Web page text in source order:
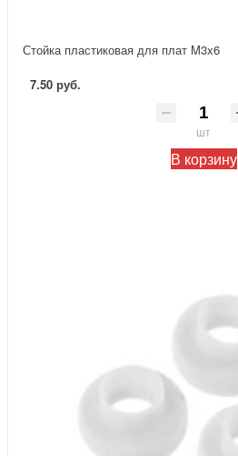
Стойка пластиковая для плат M3x6
7.50 руб.
шт
В корзину